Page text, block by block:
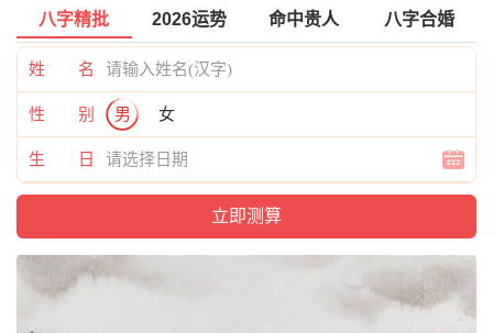
八字精批 2026运势 命中贵人 八字合婚
姓 名
性 别 男 女
生 日